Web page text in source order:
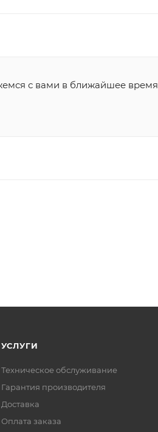
с вами в ближайшее время
УСЛУГИ
Техническое обслуживание
Гарантия производителя
Доставка
Оплата заказа